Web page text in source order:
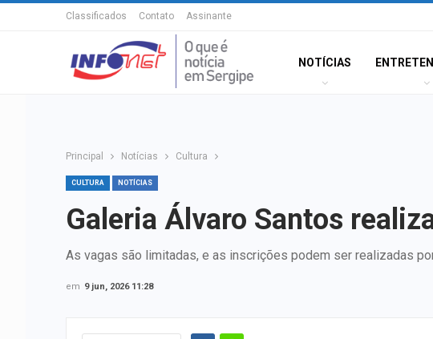
Classificados Contato Assinante
NOTÍCIAS
Principal Notícias Cultura
CULTURA NOTÍCIAS
Galeria Álvaro Santos
As vagas são limitadas, e as inscrições podem ser realizadas
em 9 jun, 2026 11:28